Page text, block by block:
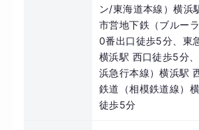
ン/東海道本線）横浜
市営地下鉄（ブルー
0番出口徒歩5分、東
横浜駅 西口徒歩5分
浜急行本線）横浜駅
鉄道（相模鉄道線）
徒歩5分